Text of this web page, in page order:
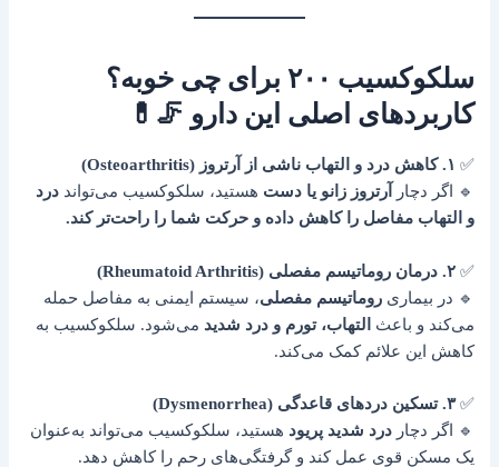
سلکوکسیب ۲۰۰ برای چی خوبه؟
کاربردهای اصلی این دارو 🦵💊
✅ ۱. کاهش درد و التهاب ناشی از آرتروز (Osteoarthritis)
🔹 اگر دچار
آرتروز زانو یا دست هستید، سلکوکسیب می‌توانددرد
و التهاب مفاصل را کاهش داده و حرکت شما را راحت‌تر کند.
✅۲. درمان روماتیسم مفصلی (Rheumatoid Arthritis)
🔹 در بیماریروماتیسم مفصلی، سیستم ایمنی به مفاصل حمله
می‌کند و باعث
التهاب، تورم و درد شدید می‌شود. سلکوکسیب به
کاهش این علائم کمک می‌کند.
✅۳. تسکین دردهای قاعدگی (Dysmenorrhea)
🔹 اگر دچاردرد شدید پریود هستید، سلکوکسیب می‌تواند به‌عنوان
یک مسکن قوی عمل کند و گرفتگی‌های رحم را کاهش دهد.